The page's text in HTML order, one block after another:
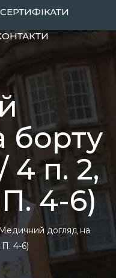
борту
4 п. 2,
4-6)
Медичний догляд на
4-6)